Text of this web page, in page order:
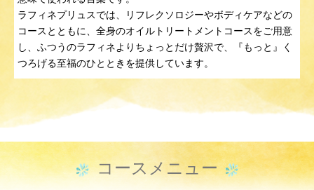
ラフィネプリュスでは、リフレクソロジーやボディケアなどの
コースとともに、全身のオイルトリートメントコースをご用意
し、ふつうのラフィネよりちょっとだけ贅沢で、『もっと』く
つろげる至福のひとときを提供しています。
コースメニュー